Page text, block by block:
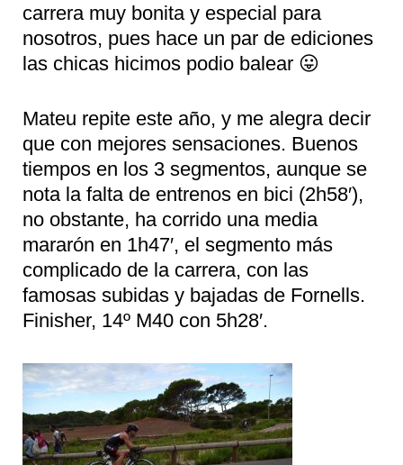
carrera muy bonita y especial para
nosotros, pues hace un par de ediciones
las chicas hicimos podio balear 😛
Mateu repite este año, y me alegra decir
que con mejores sensaciones. Buenos
tiempos en los 3 segmentos, aunque se
nota la falta de entrenos en bici (2h58′),
no obstante, ha corrido una media
mararón en 1h47′, el segmento más
complicado de la carrera, con las
famosas subidas y bajadas de Fornells.
Finisher, 14º M40 con 5h28′.